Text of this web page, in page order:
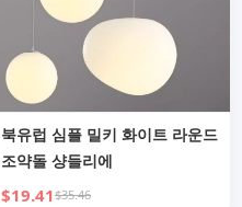
북유럽 심플 밀키 화이트 라운드
조약돌 샹들리에
$19.41$35.46